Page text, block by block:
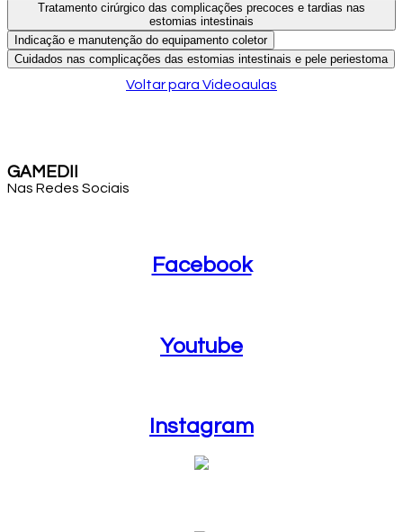
Tratamento cirúrgico das complicações precoces e tardias nas
estomias intestinais
Indicação e manutenção do equipamento coletor
Cuidados nas complicações das estomias intestinais e pele periestoma
Voltar para Videoaulas
GAMEDII
Nas Redes Sociais
Facebook
Youtube
Instagram